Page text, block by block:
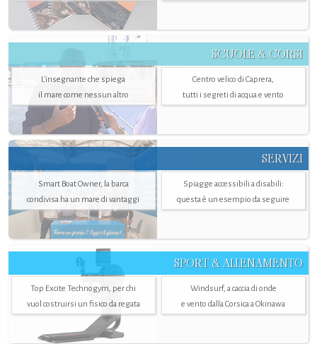
SCUOLE & CORSI
L'insegnante che spiega
il mare come nessun altro
Centro velico di Caprera,
tutti i segreti di acqua e vento
SERVIZI
Smart Boat Owner, la barca
condivisa ha un mare di vantaggi
Spiagge accessibili a disabili:
questa è un esempio da seguire
SPORT & ALLENAMENTO
Top Excite Technogym, per chi
vuol costruirsi un fisico da regata
Windsurf, a caccia di onde
e vento dalla Corsica a Okinawa